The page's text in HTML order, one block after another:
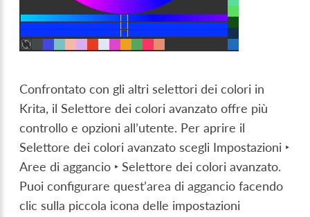
Confrontato con gli altri selettori dei colori in
Krita, il Selettore dei colori avanzato offre più
controllo e opzioni all’utente. Per aprire il
Selettore dei colori avanzato scegli Impostazioni ‣
Aree di aggancio ‣ Selettore dei colori avanzato.
Puoi configurare quest’area di aggancio facendo
clic sulla piccola icona delle impostazioni